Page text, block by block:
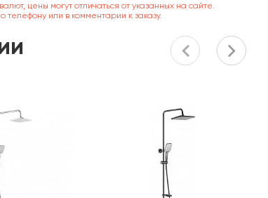
цены могут отличаться от указанных на сайте.
или в комментарии к заказу.